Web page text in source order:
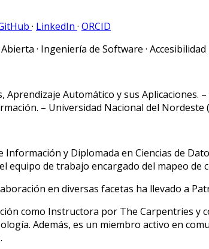
· LinkedIn · ORCID
· Ingeniería de Software · Accesibilidad
Aprendizaje Automático y sus Aplicaciones. –
– Universidad Nacional del Nordeste
Información y Diplomada en Ciencias de
equipo de trabajo encargado del mapeo
en diversas facetas ha llevado a
como Instructora por The Carpentries
Además, es un miembro activo en